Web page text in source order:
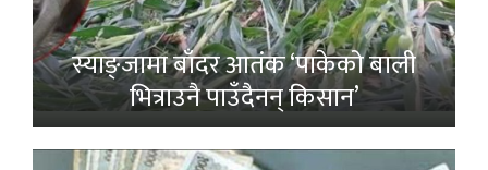
स्याङ्जामा बाँदर आतंक ‘पाकेको बाली
भित्राउनै पाउँदैनन् किसान’